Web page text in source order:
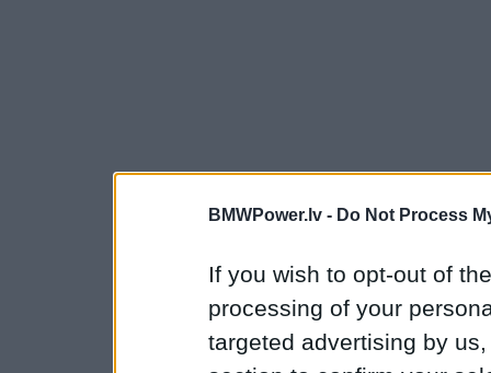
BMWPower.lv - Do Not Process
If you wish to opt-out of
processing of your
targeted advertising by